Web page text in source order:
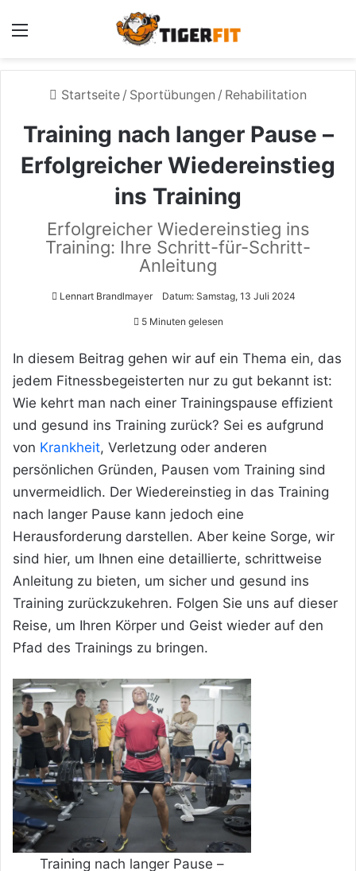
Startseite / Sportübungen / Rehabilitation
Training nach langer Pause –
Erfolgreicher Wiedereinstieg
ins Training
Erfolgreicher Wiedereinstieg ins
Training: Ihre Schritt-für-Schritt-
Anleitung
Lennart Brandlmayer Datum: Samstag, 13 Juli 2024
5 Minuten gelesen
In diesem Beitrag gehen wir auf ein Thema ein, das
jedem Fitnessbegeisterten nur zu gut bekannt ist:
Wie kehrt man nach einer Trainingspause effizient
und gesund ins Training zurück? Sei es aufgrund
von Krankheit, Verletzung oder anderen
persönlichen Gründen, Pausen vom Training sind
unvermeidlich. Der Wiedereinstieg in das Training
nach langer Pause kann jedoch eine
Herausforderung darstellen. Aber keine Sorge, wir
sind hier, um Ihnen eine detaillierte, schrittweise
Anleitung zu bieten, um sicher und gesund ins
Training zurückzukehren. Folgen Sie uns auf dieser
Reise, um Ihren Körper und Geist wieder auf den
Pfad des Trainings zu bringen.
Training nach langer Pause –